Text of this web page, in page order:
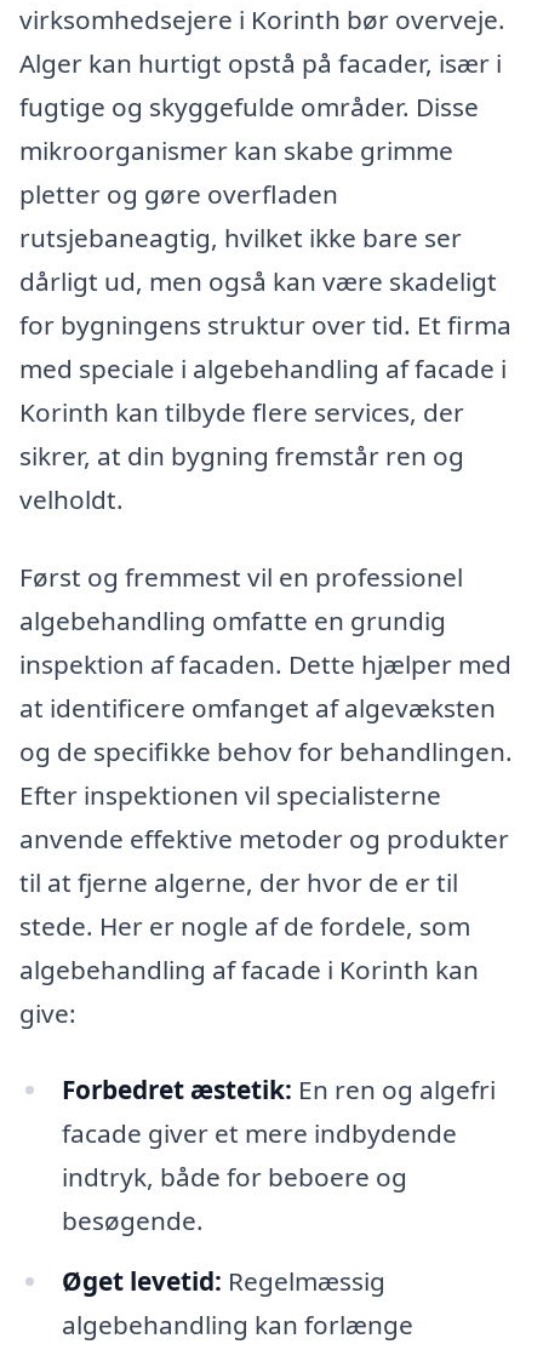
virksomhedsejere i Korinth bør overveje.
Alger kan hurtigt opstå på facader, især i
fugtige og skyggefulde områder. Disse
mikroorganismer kan skabe grimme
pletter og gøre overfladen
rutsjebaneagtig, hvilket ikke bare ser
dårligt ud, men også kan være skadeligt
for bygningens struktur over tid. Et firma
med speciale i algebehandling af facade i
Korinth kan tilbyde flere services, der
sikrer, at din bygning fremstår ren og
velholdt.
Først og fremmest vil en professionel
algebehandling omfatte en grundig
inspektion af facaden. Dette hjælper med
at identificere omfanget af algevæksten
og de specifikke behov for behandlingen.
Efter inspektionen vil specialisterne
anvende effektive metoder og produkter
til at fjerne algerne, der hvor de er til
stede. Her er nogle af de fordele, som
algebehandling af facade i Korinth kan
give:
Forbedret æstetik: En ren og algefri
facade giver et mere indbydende
indtryk, både for beboere og
besøgende.
Øget levetid: Regelmæssig
algebehandling kan forlænge